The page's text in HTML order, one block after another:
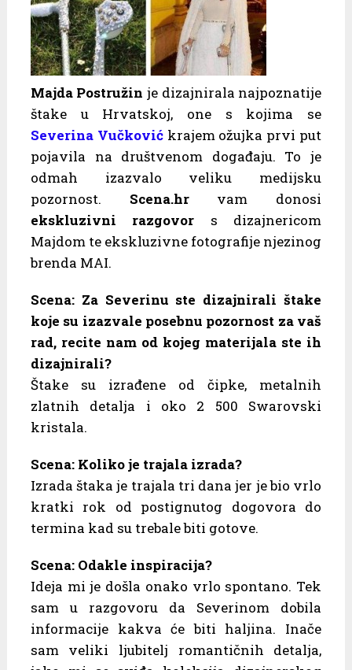
Majda Postružin je dizajnirala najpoznatije
štake u Hrvatskoj, one s kojima se
Severina Vučkovićkrajem ožujka prvi put
pojavila na društvenom događaju. To je
odmah izazvalo veliku medijsku
pozornost. Scena.hrvam donosi
ekskluzivni razgovor s dizajnericom
Majdom te ekskluzivne fotografije njezinog
brenda MAI.
Scena: Za Severinu ste dizajnirali štake
koje su izazvale posebnu pozornost za vaš
rad, recite nam od kojeg materijala ste ih
dizajnirali?
Štake su izrađene od čipke, metalnih
zlatnih detalja i oko 2 500 Swarovski
kristala.
Scena: Koliko je trajala izrada?
Izrada štaka je trajala tri dana jer je bio vrlo
kratki rok od postignutog dogovora do
termina kad su trebale biti gotove.
Scena: Odakle inspiracija?
Ideja mi je došla onako vrlo spontano. Tek
sam u razgovoru da Severinom dobila
informacije kakva će biti haljina. Inače
sam veliki ljubitelj romantičnih detalja,